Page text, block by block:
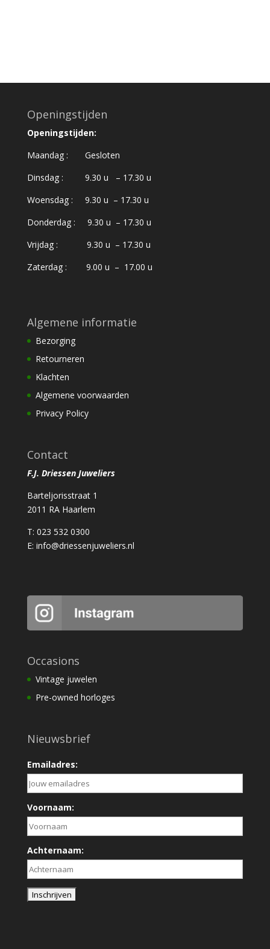
Openingstijden
Openingstijden:
Maandag : Gesloten
Dinsdag : 9.30 u – 17.30 u
Woensdag : 9.30 u – 17.30 u
Donderdag : 9.30 u – 17.30 u
Vrijdag : 9.30 u – 17.30 u
Zaterdag : 9.00 u – 17.00 u
Algemene informatie
Bezorging
Retourneren
Klachten
Algemene voorwaarden
Privacy Policy
Contact
F.J. Driessen Juweliers
Barteljorisstraat 1
2011 RA Haarlem
T: 023 532 0300
E: info@driessenjuweliers.nl
Occasions
Vintage juwelen
Pre-owned horloges
Nieuwsbrief
Emailadres:
Voornaam:
Achternaam: